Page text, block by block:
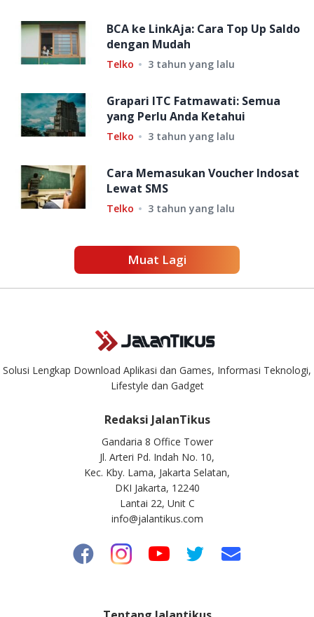
BCA ke LinkAja: Cara Top Up Saldo
dengan Mudah
Telko 3 tahun yang lalu
Grapari ITC Fatmawati: Semua
yang Perlu Anda Ketahui
Telko 3 tahun yang lalu
Cara Memasukan Voucher Indosat
Lewat SMS
Telko 3 tahun yang lalu
Muat Lagi
Solusi Lengkap Download Aplikasi dan Games, Informasi Teknologi,
Lifestyle dan Gadget
Redaksi JalanTikus
Gandaria 8 Office Tower
Jl. Arteri Pd. Indah No. 10,
Kec. Kby. Lama, Jakarta Selatan,
DKI Jakarta, 12240
Lantai 22, Unit C
info@jalantikus.com